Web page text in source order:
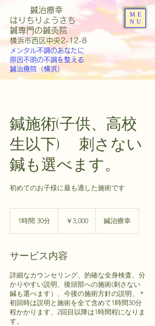
ME
NU
鍼治療幸
はりちりょうさち
​鍼専門の鍼灸院
​横浜市西区中央2-12-8
メンタル不調のあなたに
原因不明の不調を整える
鍼治療院（横浜）
鍼施術(子供、高校
生以下) 刺さない
鍼も選べます。
初めてのお子様に最も適した施術です
1時間 30分
分
￥3,000 鍼治療幸
サービス内容
詳細なカウンセリング、的確な全身検査、分
かりやすい説明、後頭部への施術(刺さない
鍼も選べます）、今後の施術方針の説明、＊
初回時は説明と施術を全て含めて1時間30分
程かかります、2回目以降は1時間程になりま
す。